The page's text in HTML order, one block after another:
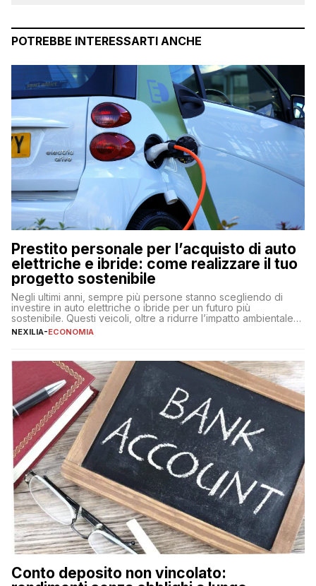
POTREBBE INTERESSARTI ANCHE
Prestito personale per l’acquisto di auto
elettriche e ibride: come realizzare il tuo
progetto sostenibile
Negli ultimi anni, sempre più persone stanno scegliendo di
investire in auto elettriche o ibride per un futuro più
sostenibile. Questi veicoli, oltre a ridurre l’impatto ambientale,
offrono vantaggi economici a lungo termine, come minori costi
fare se non […]
NEXILIA-ECONOMIA
Conto deposito non vincolato: